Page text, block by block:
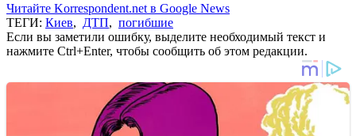
Читайте Korrespondent.net в Google News
ТЕГИ: Киев, ДТП, погибшие
Если вы заметили ошибку, выделите необходимый текст и
нажмите Ctrl+Enter, чтобы сообщить об этом редакции.